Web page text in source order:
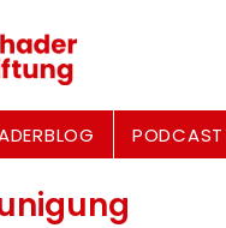
PODCAST